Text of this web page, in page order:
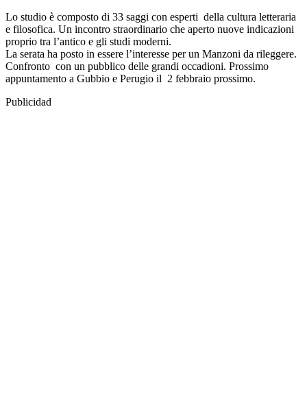
Lo studio è composto di 33 saggi con esperti della cultura letteraria
e filosofica. Un incontro straordinario che aperto nuove indicazioni
proprio tra l’antico e gli studi moderni.
La serata ha posto in essere l’interesse per un Manzoni da rileggere.
Confronto con un pubblico delle grandi occadioni. Prossimo
appuntamento a Gubbio e Perugio il 2 febbraio prossimo.
Publicidad